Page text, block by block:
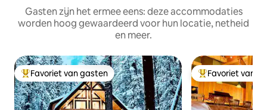
Gasten zijn het ermee eens: deze accommodaties
worden hoog gewaardeerd voor hun locatie, netheid
en meer.
Topfavoriet van gasten
Favoriet van gasten Topfavoriet van
Favoriet van